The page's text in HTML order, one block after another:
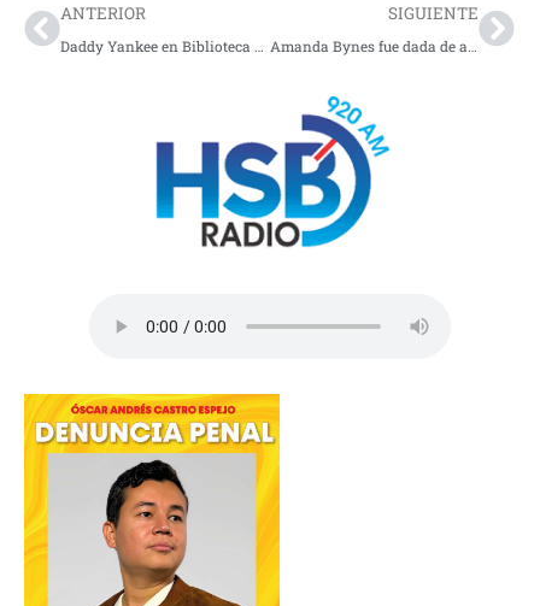
ANTERIOR
Daddy Yankee en Biblioteca del Congreso de USA, “La Gasolina”
SIGUIENTE
Amanda Bynes fue dada de alta del hospital psiquiátrico